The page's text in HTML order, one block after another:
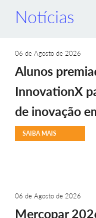
Notícias
06 de Agosto de 2026
Alunos
InnovationX
de inovação
SAIBA MAIS
06 de Agosto de 2026
Mercopar